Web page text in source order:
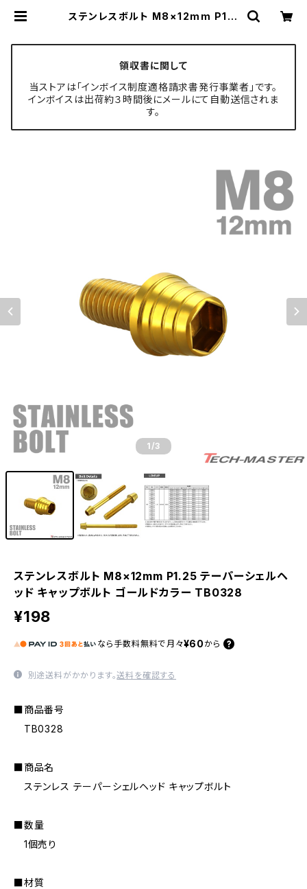
ステンレスボルト M8×12mm P1.2
H-MASTER ボルト専門店
領収書に関して
当ストアは「インボイス制度適格請求書発行事業者」です。
インボイスは出荷約３時間後にメールにて自動送信されま
す。
1 /3
ステンレスボルト M8×12mm P1.25 テーパーシェルヘ
ッド キャップボルト ゴールドカラー TB0328
¥198
なら 手数料無料で 月々¥60 から
別途送料がかかります。送料を確認する
■商品番号
TB0328
■商品名
ステンレス テーパーシェルヘッド キャップボルト
■数量
1個売り
■材質